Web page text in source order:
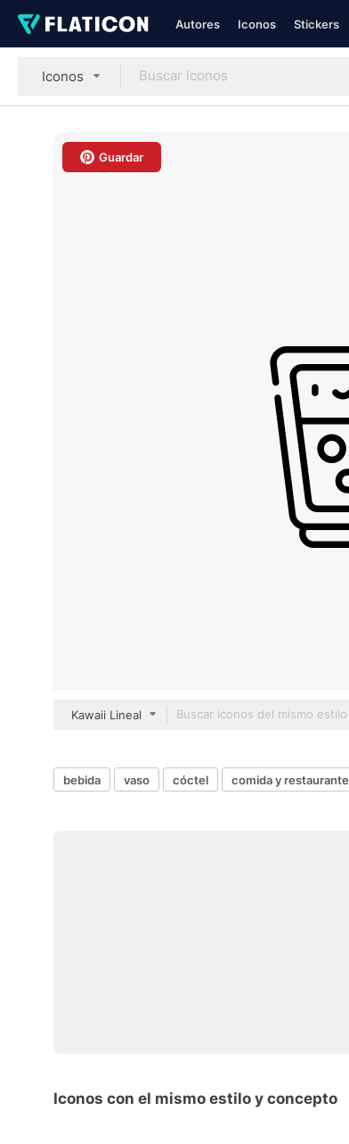
Autores Iconos Stickers
Iconos
Guardar
Kawaii Lineal
bebida vaso cóctel comida y restaurante
Iconos con el mismo estilo y concepto